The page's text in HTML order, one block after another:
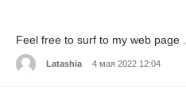
Feel free to surf to my web page
Latashia 4 мая 2022 12:04